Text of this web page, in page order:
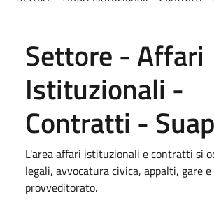
Settore - Affari
Istituzionali -
Contratti -
L'area affari istituzionali e contratti si
legali, avvocatura civica, appalti, gare
provveditorato.